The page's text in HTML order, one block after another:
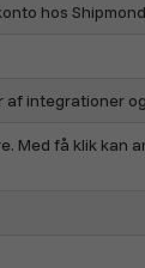
hos
integrationer
Med få klik kan